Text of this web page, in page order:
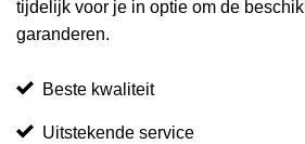
tijdelijk voor je in optie om de
garanderen.
Beste kwaliteit
Uitstekende service